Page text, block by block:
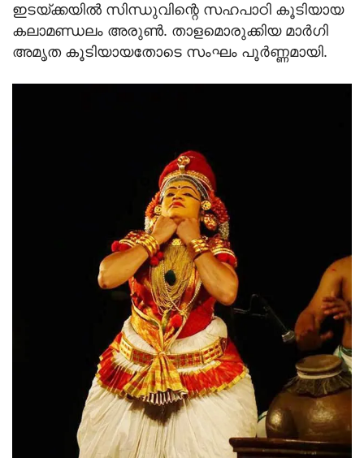
ഇടയ്ക്കയില്‍ സിന്ധുവിന്റെ സഹപാഠി കൂടിയായ
കലാമണ്ഡലം അരുണ്‍. താളമൊരുക്കിയ മാര്‍ഗി
അമൃത കൂടിയായതോടെ സംഘം പൂര്‍ണ്ണമായി.